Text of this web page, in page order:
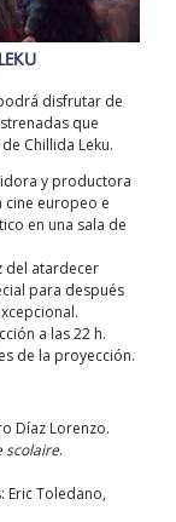
disfrutar de
que
Chillida Leku.
y productora
cine europeo e
en una sala de
del atardecer
para después
a las 22 h.
de la proyección.
Díaz Lorenzo.
scolaire.
Eric Toledano,